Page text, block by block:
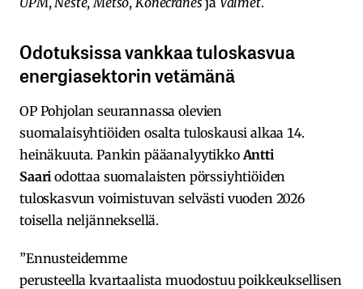
Odotuksissa vankkaa tuloskasvua
energiasektorin vetämänä
OP Pohjolan seurannassa olevien
suomalaisyhtiöiden osalta tuloskausi alkaa 14.
heinäkuuta. Pankin pääanalyytikko Antti
Saari odottaa suomalaisten pörssiyhtiöiden
tuloskasvun voimistuvan selvästi vuoden 2026
toisella neljänneksellä.
”Ennusteidemme
perusteella kvartaalista muodostuu poikkeuksellisen